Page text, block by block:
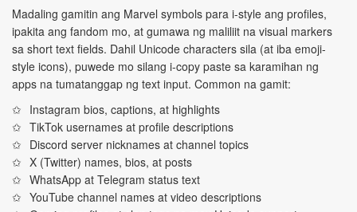
Madaling gamitin ang Marvel symbols para i-style ang profiles,
ipakita ang fandom mo, at gumawa ng maliliit na visual markers
sa short text fields. Dahil Unicode characters sila (at iba emoji-
style icons), puwede mo silang i-copy paste sa karamihan ng
apps na tumatanggap ng text input. Common na gamit:
Instagram bios, captions, at highlights
TikTok usernames at profile descriptions
Discord server nicknames at channel topics
X (Twitter) names, bios, at posts
WhatsApp at Telegram status text
YouTube channel names at video descriptions